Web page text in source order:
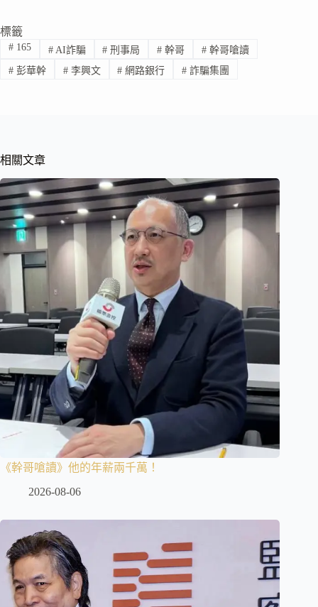
標籤
#165 #AI詐騙 # 刑事局 # 幹哥 # 幹哥嗆讀
#彭華幹 #李興文 # 網路銀行 # 詐騙集團
相關文章
《幹哥嗆讀》他的年薪兩千萬！
2026-08-06